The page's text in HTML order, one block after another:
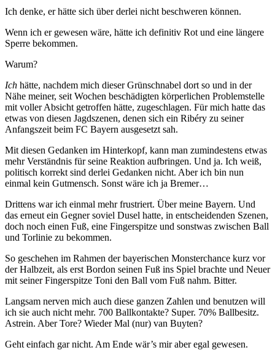
Ich denke, er hätte sich über derlei nicht beschweren können.
Wenn ich er gewesen wäre, hätte ich definitiv Rot und eine längere
Sperre bekommen.
Warum?
Ich hätte, nachdem mich dieser Grünschnabel dort so und in der
Nähe meiner, seit Wochen beschädigten körperlichen Problemstelle
mit voller Absicht getroffen hätte, zugeschlagen. Für mich hatte das
etwas von diesen Jagdszenen, denen sich ein Ribéry zu seiner
Anfangszeit beim FC Bayern ausgesetzt sah.
Mit diesen Gedanken im Hinterkopf, kann man zumindestens etwas
mehr Verständnis für seine Reaktion aufbringen. Und ja. Ich weiß,
politisch korrekt sind derlei Gedanken nicht. Aber ich bin nun
einmal kein Gutmensch. Sonst wäre ich ja Bremer…
Drittens war ich einmal mehr frustriert. Über meine Bayern. Und
das erneut ein Gegner soviel Dusel hatte, in entscheidenden Szenen,
doch noch einen Fuß, eine Fingerspitze und sonstwas zwischen Ball
und Torlinie zu bekommen.
So geschehen im Rahmen der bayerischen Monsterchance kurz vor
der Halbzeit, als erst Bordon seinen Fuß ins Spiel brachte und Neuer
mit seiner Fingerspitze Toni den Ball vom Fuß nahm. Bitter.
Langsam nerven mich auch diese ganzen Zahlen und benutzen will
ich sie auch nicht mehr. 700 Ballkontakte? Super. 70% Ballbesitz.
Astrein. Aber Tore? Wieder Mal (nur) van Buyten?
Geht einfach gar nicht. Am Ende wär’s mir aber egal gewesen.